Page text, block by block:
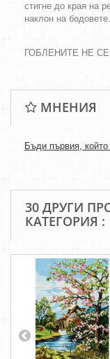
стигне до края на
наклон на бодовете.
ГОБЛЕНИТЕ НЕ
МНЕНИЯ
Бъди първия,
30 ДРУГИ
КАТЕГОРИЯ :